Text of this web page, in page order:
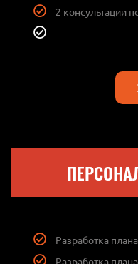
2 консультации
Разработка